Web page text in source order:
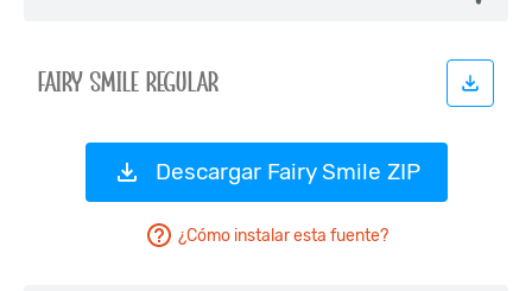
Descargar Fairy Smile ZIP
¿Cómo instalar esta fuente?